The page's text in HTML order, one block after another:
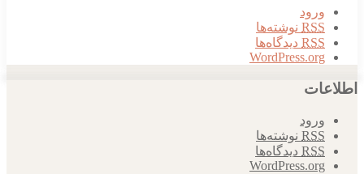
نوشته‌ها
دیدگاه‌ها
نوشته‌ها
دیدگاه‌ها